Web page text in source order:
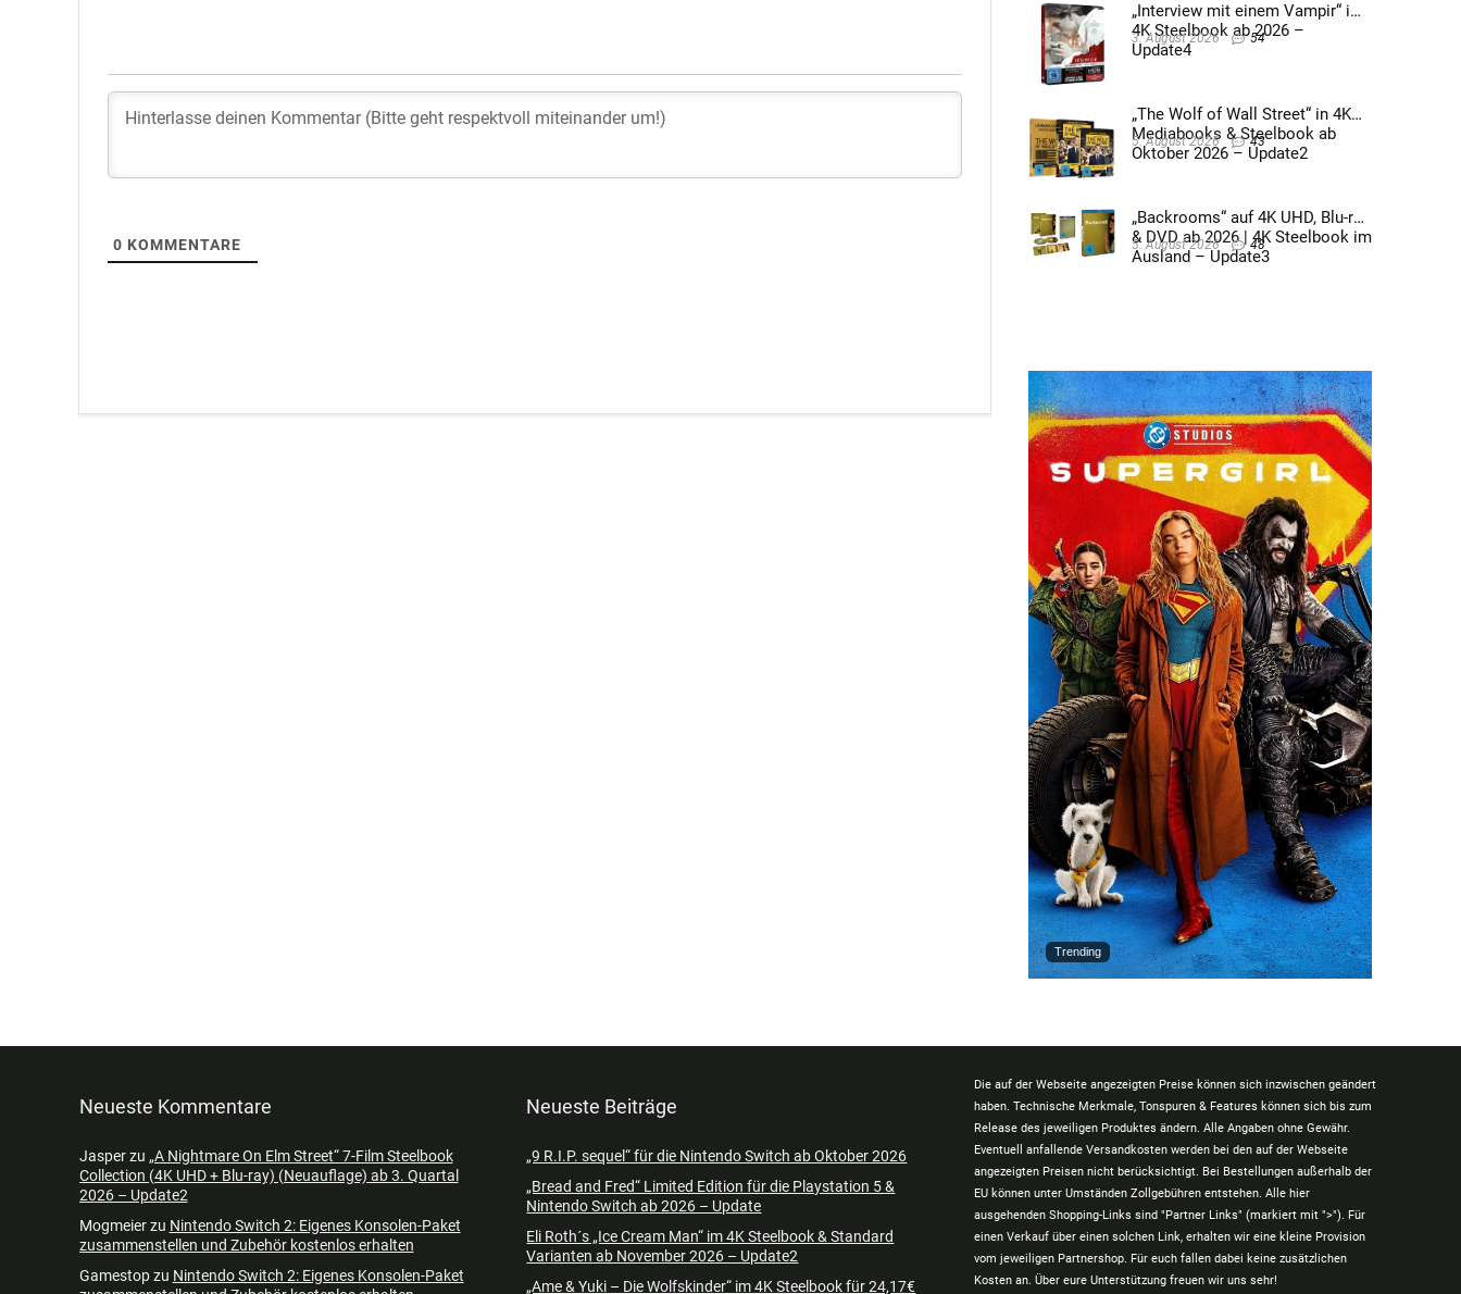
0 KOMMENTARE
„Interview mit einem Vampir“ im
4K Steelbook ab 2026 –
Update4
3. August 2026 54
„The Wolf of Wall Street“ in 4K
Mediabooks & Steelbook ab
Oktober 2026 – Update2
5. August 2026 43
„Backrooms“ auf 4K UHD, Blu-ray
& DVD ab 2026 | 4K Steelbook im
Ausland – Update3
5. August 2026 48
Trending
Neueste Kommentare
Jasperzu „A Nightmare On Elm Street“ 7-Film Steelbook
Collection (4K UHD + Blu-ray) (Neuauflage) ab 3. Quartal
2026 – Update2
Mogmeierzu Nintendo Switch 2: Eigenes Konsolen-Paket
zusammenstellen und Zubehör kostenlos erhalten
Gamestopzu Nintendo Switch 2: Eigenes Konsolen-Paket
Neueste Beiträge
„9 R.I.P. sequel“ für die Nintendo Switch ab Oktober 2026
„Bread and Fred“ Limited Edition für die Playstation 5 &
Nintendo Switch ab 2026 – Update
Eli Roth´s „Ice Cream Man“ im 4K Steelbook & Standard
Varianten ab November 2026 – Update2
„Ame & Yuki – Die Wolfskinder“ im 4K Steelbook für 24,17€
Die auf der Webseite angezeigten Preise können sich inzwischen geändert
haben. Technische Merkmale, Tonspuren & Features können sich bis zum
Release des jeweiligen Produktes ändern. Alle Angaben ohne Gewähr.
Eventuell anfallende Versandkosten werden bei den auf der Webseite
angezeigten Preisen nicht berücksichtigt. Bei Bestellungen außerhalb der
EU können unter Umständen Zollgebühren entstehen. Alle hier
ausgehenden Shopping-Links sind "Partner Links" (markiert mit ">"). Für
einen Verkauf über einen solchen Link, erhalten wir eine kleine Provision
vom jeweiligen Partnershop. Für euch fallen dabei keine zusätzlichen
Kosten an. Über eure Unterstützung freuen wir uns sehr!